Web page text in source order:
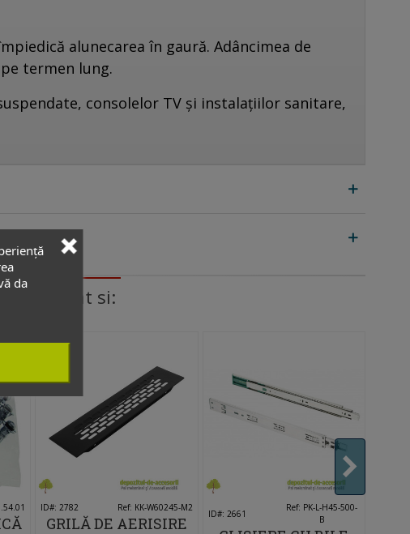
alunecarea în gaură. Adâncimea de
termen lung.
consolelor TV și instalațiilor sanitare,
cumparat si:
Îmi place
ID#: 2782 Ref: KK-W60245-M2
GRILĂ DE AERISIRE
Îmi place
ID#: 2661
Ref: PK-L-H45-500-
B
da